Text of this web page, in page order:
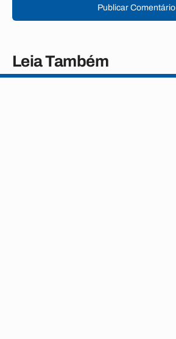
Publicar Comentário
Leia Também